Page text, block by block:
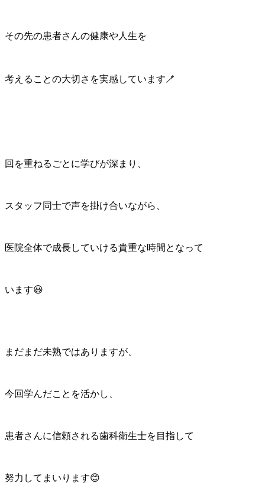
その先の患者さんの健康や人生を
考えることの大切さを実感しています🪥
回を重ねるごとに学びが深まり、
スタッフ同士で声を掛け合いながら、
医院全体で成長していける貴重な時間となって
います😃
まだまだ未熟ではありますが、
今回学んだことを活かし、
患者さんに信頼される歯科衛生士を目指して
努力してまいります😊